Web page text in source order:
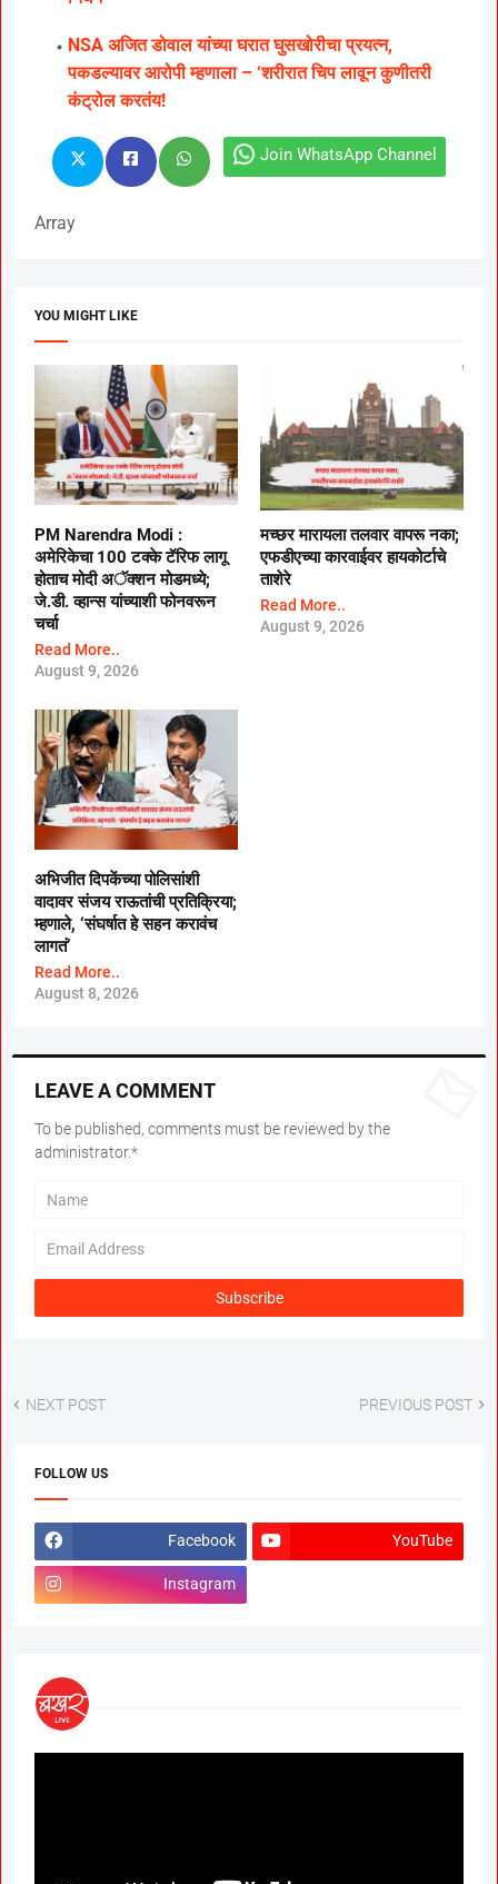
NSA अजित डोवाल यांच्या घरात घुसखोरीचा प्रयत्न,
पकडल्यावर आरोपी म्हणाला – ‘शरीरात चिप लावून कुणीतरी
कंट्रोल करतंय!
Join WhatsApp Channel
Array
YOU MIGHT LIKE
PM Narendra Modi :
अमेरिकेचा 100 टक्के टॅरिफ लागू
होताच मोदी अॅक्शन मोडमध्ये;
जे.डी. व्हान्स यांच्याशी फोनवरून
चर्चा
Read More..
August 9, 2026
मच्छर मारायला तलवार वापरू नका;
एफडीएच्या कारवाईवर हायकोर्टाचे
ताशेरे
Read More..
August 9, 2026
अभिजीत दिपकेंच्या पोलिसांशी
वादावर संजय राऊतांची प्रतिक्रिया;
म्हणाले, ‘संघर्षात हे सहन करावंच
लागतं’
Read More..
August 8, 2026
LEAVE A COMMENT
To be published, comments must be reviewed by the
administrator.*
NEXT POST PREVIOUS POST
FOLLOW US
Facebook YouTube
Instagram